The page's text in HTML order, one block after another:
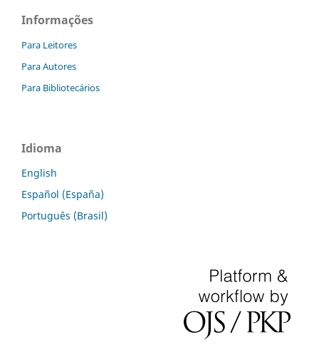
Informações
Para Leitores
Para Autores
Para Bibliotecários
Idioma
English
Español (España)
Português (Brasil)